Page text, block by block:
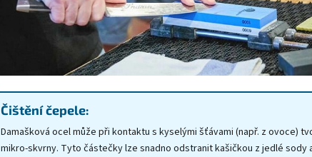
Čištění čepele:
Damašková ocel může při kontaktu s kyselými šťávami (např. z ovoce)
mikro-skvrny. Tyto částečky lze snadno odstranit kašičkou z jedlé sody